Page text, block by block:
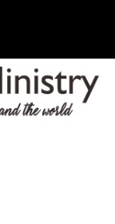
Pedang Roh edisi